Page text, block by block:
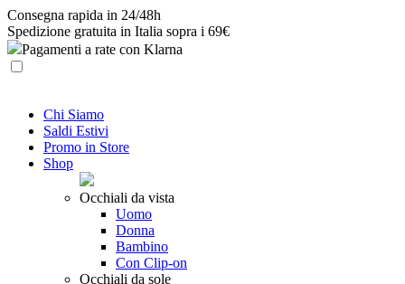
Skip
to
content
Consegna rapida in 24/48h
Spedizione gratuita in Italia sopra i 69€
Pagamenti a rate con Klarna
Chi Siamo
Saldi Estivi
Promo in Store
Shop
Occhiali da vista
Uomo
Donna
Bambino
Con Clip-on
Occhiali da sole